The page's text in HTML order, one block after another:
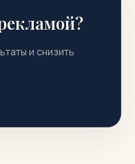
и снизить